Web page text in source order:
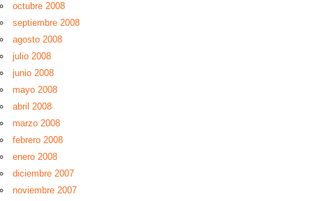
octubre 2008
septiembre 2008
agosto 2008
julio 2008
junio 2008
mayo 2008
abril 2008
marzo 2008
febrero 2008
enero 2008
diciembre 2007
noviembre 2007